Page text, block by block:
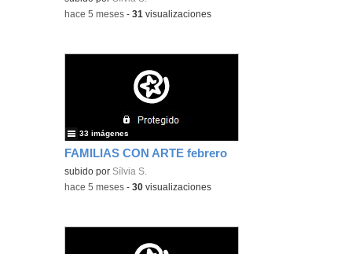
-hace 5 meses -31 visualizaciones
FAMILIAS CON ARTE febrero
subido por Sílvia S.
33 imágenes
-hace 5 meses -30 visualizaciones